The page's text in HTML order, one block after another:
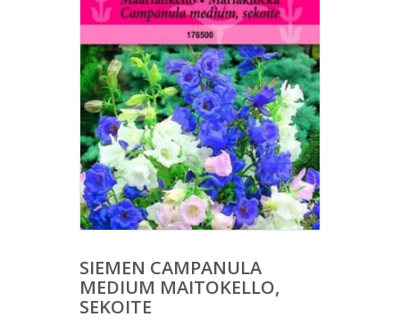
SIEMEN CAMPANULA
MEDIUM MAITOKELLO,
SEKOITE